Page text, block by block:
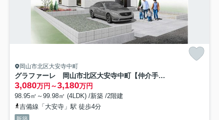
岡山市北区大安寺中町
グラファーレ 岡山市北区大安寺中町【仲介手数料無料】
3,080万円～3,180万円
98.95㎡～99.98㎡ (4LDK) /新築 /2階建
吉備線「大安寺」駅 徒歩4分